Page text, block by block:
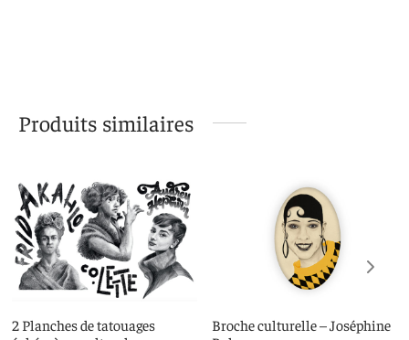
Produits similaires
2 Planches de tatouages
Broche culturelle – Joséphine